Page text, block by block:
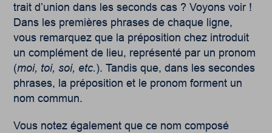
trait d’union dans les seconds cas ? Voyons voir !
Dans les premières phrases de chaque ligne,
vous remarquez que la préposition chez introduit
un complément de lieu, représenté par un pronom
(moi, toi, soi, etc.). Tandis que, dans les secondes
phrases, la préposition et le pronom forment un
nom commun.
Vous notez également que ce nom composé